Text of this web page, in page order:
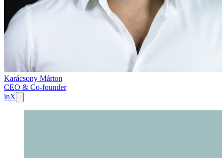
Karácsony Márton
CEO & Co-founder
inX